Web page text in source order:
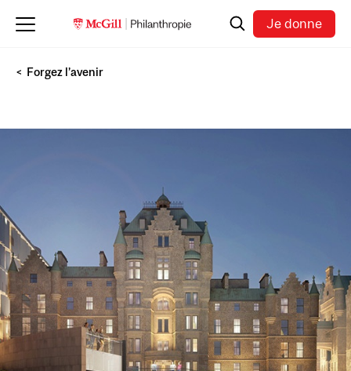
RechercheJe donne
Forgez l’avenir